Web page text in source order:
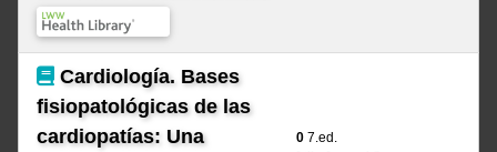
Cardiología. Bases
fisiopatológicas de las
cardiopatías: Una
0 7.ed.